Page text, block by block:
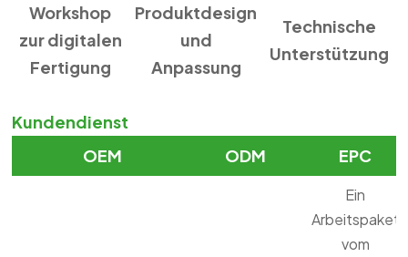
Workshop
zur digitalen
Fertigung
Produktdesign
und
Anpassung
Technische
Unterstützung
Kundendienst
OEM
ODM EPC
Ein
Arbeitspaket
vom